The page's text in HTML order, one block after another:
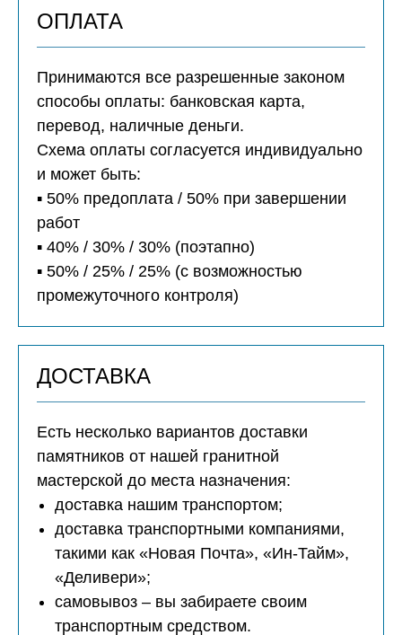
ОПЛАТА
Принимаются все разрешенные законом
способы оплаты: банковская карта,
перевод, наличные деньги.
Схема оплаты согласуется индивидуально
и может быть:
▪️ 50% предоплата / 50% при завершении
работ
▪️ 40% / 30% / 30% (поэтапно)
▪️ 50% / 25% / 25% (с возможностью
промежуточного контроля)
ДОСТАВКА
Есть несколько вариантов доставки
памятников от нашей гранитной
мастерской до места назначения:
доставка нашим транспортом;
доставка транспортными компаниями,
такими как «Новая Почта», «Ин-Тайм»,
«Деливери»;
самовывоз – вы забираете своим
транспортным средством.